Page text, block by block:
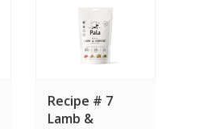
Recipe # 7
Lamb &